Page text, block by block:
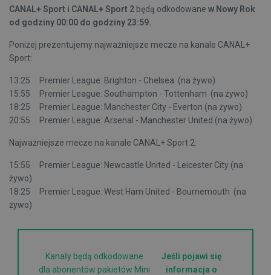
CANAL+Sport i CANAL+ Sport 2 będą odkodowane w Nowy Rok
od godziny 00:00 do godziny 23:59.
Poniżej prezentujemy najważniejsze mecze na kanale CANAL+
Sport:
13:25 Premier League: Brighton - Chelsea (na żywo)
15:55 Premier League: Southampton - Tottenham (na żywo)
18:25 Premier League: Manchester City - Everton (na żywo)
20:55 Premier League: Arsenal - Manchester United (na żywo)
Najważniejsze mecze na kanale CANAL+ Sport 2:
15:55 Premier League: Newcastle United - Leicester City (na
żywo)
18:25 Premier League: West Ham United - Bournemouth (na
żywo)
Kanały będą odkodowane
dla abonentów pakietów Mini
Jeśli pojawi się
informacja o